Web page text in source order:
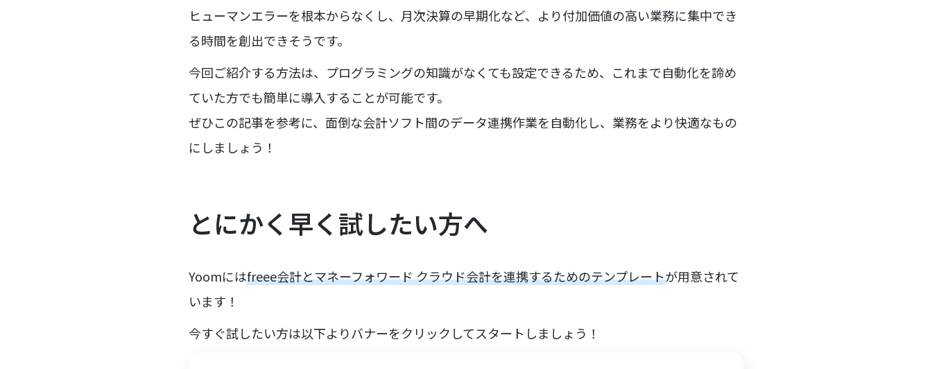
ヒューマンエラーを根本からなくし、月次決算の早期化など、より付加価値の高い業務に集中でき
る時間を創出できそうです。
今回ご紹介する方法は、プログラミングの知識がなくても設定できるため、これまで自動化を諦め
ていた方でも簡単に導入することが可能です。
ぜひこの記事を参考に、面倒な会計ソフト間のデータ連携作業を自動化し、業務をより快適なもの
にしましょう！
とにかく早く試したい方へ
Yoomにはfreee会計とマネーフォワード クラウド会計を連携するためのテンプレートが用意されて
います！
今すぐ試したい方は以下よりバナーをクリックしてスタートしましょう！